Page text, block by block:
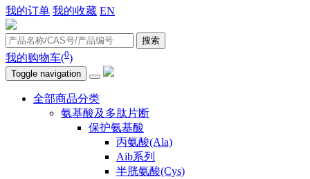
我的订单 我的收藏 EN
搜索
我的购物车(0)
Toggle navigation
全部商品分类
氨基酸及多肽片断
保护氨基酸
丙氨酸(Ala)
Aib系列
半胱氨酸(Cys)